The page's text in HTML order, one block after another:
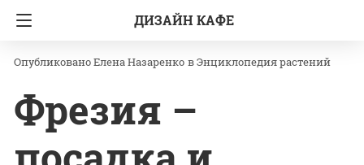
ДИЗАЙН КАФЕ
Главная Энциклопедия растений
Елена Назаренко вЭнциклопедия растений
Фрезия –